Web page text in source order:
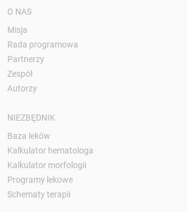
O NAS
Misja
Rada programowa
Partnerzy
Zespół
Autorzy
NIEZBĘDNIK
Baza leków
Kalkulator hematologa
Kalkulator morfologii
Programy lekowe
Schematy terapii